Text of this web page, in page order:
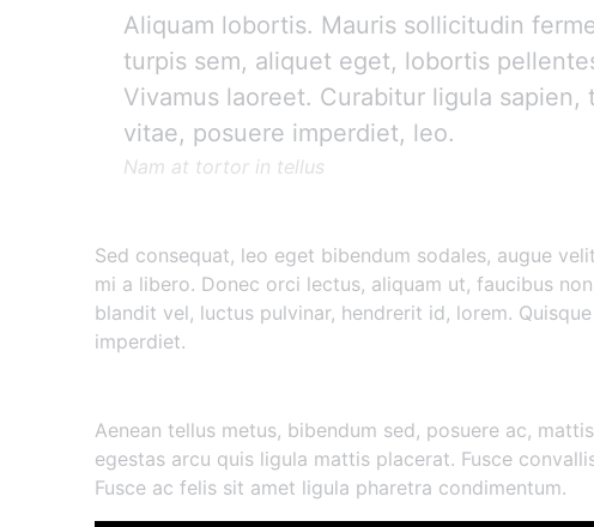
Aliquam lobortis. Mauris sollicitudin
turpis sem, aliquet eget, lobortis
Vivamus laoreet. Curabitur ligula
vitae, posuere imperdiet, leo.
Nam at tortor in tellus
Sed consequat, leo eget bibendum sodales, augue
mi a libero. Donec orci lectus, aliquam ut, faucibus
blandit vel, luctus pulvinar, hendrerit id, lorem.
imperdiet.
Aenean tellus metus, bibendum sed, posuere ac,
egestas arcu quis ligula mattis placerat. Fusce
Fusce ac felis sit amet ligula pharetra condimentum.